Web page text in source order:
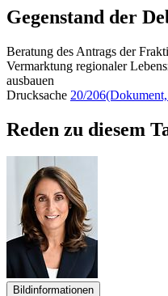
Gegenstand der
Beratung des Antrags der
Vermarktung regionaler
ausbauen
Drucksache 20/206
Reden zu diesem
Bildinformationen